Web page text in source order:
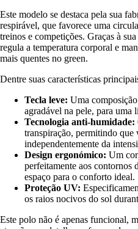
Este modelo se destaca pela sua
respirável, que favorece uma
treinos e competições. Graças à
regula a temperatura corporal e
mais quentes no green.
Dentre suas características
Tecla leve: Uma
agradável na pele, para uma
Tecnologia anti-humidade:
transpiração, permitindo que
independentemente da
Design ergonómico: Um
perfeitamente aos contornos
espaço para o conforto ideal.
Proteção UV:
os raios nocivos do sol
Este polo não é apenas funcional,